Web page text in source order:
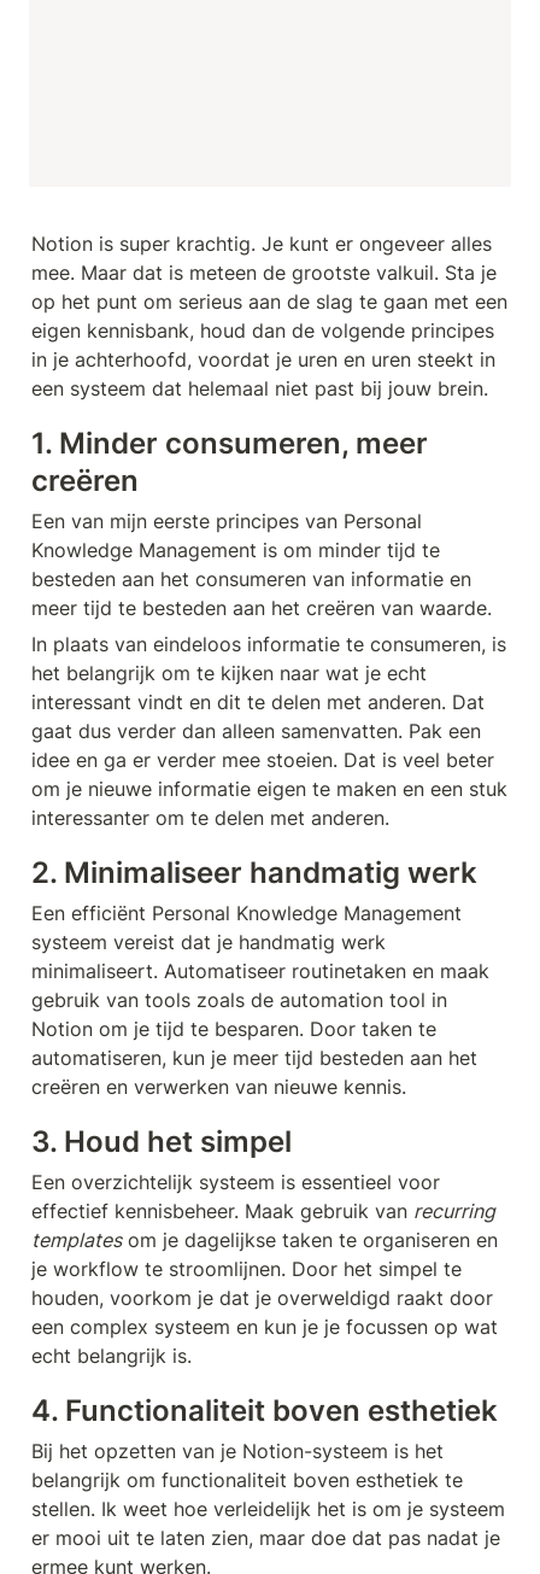
Notion is super krachtig. Je kunt er ongeveer alles
mee. Maar dat is meteen de grootste valkuil. Sta je
op het punt om serieus aan de slag te gaan met een
eigen kennisbank, houd dan de volgende principes
in je achterhoofd, voordat je uren en uren steekt in
een systeem dat helemaal niet past bij jouw brein.
1. Minder consumeren, meer
creëren
Een van mijn eerste principes van Personal
Knowledge Management is om minder tijd te
besteden aan het consumeren van informatie en
meer tijd te besteden aan het creëren van waarde.
In plaats van eindeloos informatie te consumeren, is
het belangrijk om te kijken naar wat je echt
interessant vindt en dit te delen met anderen. Dat
gaat dus verder dan alleen samenvatten. Pak een
idee en ga er verder mee stoeien. Dat is veel beter
om je nieuwe informatie eigen te maken en een stuk
interessanter om te delen met anderen.
2. Minimaliseer handmatig werk
Een efficiënt Personal Knowledge Management
systeem vereist dat je handmatig werk
minimaliseert. Automatiseer routinetaken en maak
gebruik van tools zoals de automation tool in
Notion om je tijd te besparen. Door taken te
automatiseren, kun je meer tijd besteden aan het
creëren en verwerken van nieuwe kennis.
3. Houd het simpel
Een overzichtelijk systeem is essentieel voor
effectief kennisbeheer. Maak gebruik van recurring
templates om je dagelijkse taken te organiseren en
je workflow te stroomlijnen. Door het simpel te
houden, voorkom je dat je overweldigd raakt door
een complex systeem en kun je je focussen op wat
echt belangrijk is.
4. Functionaliteit boven esthetiek
Bij het opzetten van je Notion-systeem is het
belangrijk om functionaliteit boven esthetiek te
stellen. Ik weet hoe verleidelijk het is om je systeem
er mooi uit te laten zien, maar doe dat pas nadat je
ermee kunt werken.